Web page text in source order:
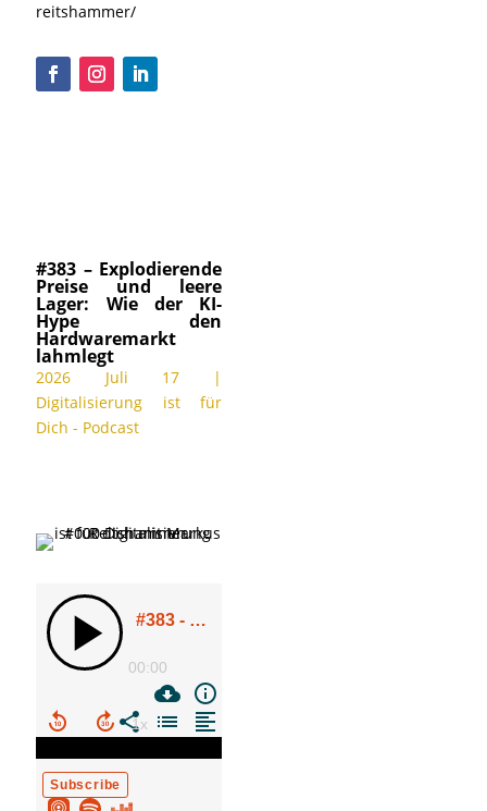
reitshammer/
#383 – Explodierende
Preise und leere
Lager: Wie der KI-
Hype den
Hardwaremarkt
lahmlegt
2026 Juli 17|
Digitalisierung ist für
Dich - Podcast